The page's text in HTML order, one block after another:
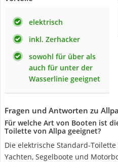
elektrisch
inkl. Zerhacker
sowohl für über als
auch für unter der
Wasserlinie geeignet
Fragen und Antworten zu
Für welche Art von Booten ist
Toilette von Allpa geeignet?
Die elektrische Standard-
Yachten, Segelboote und